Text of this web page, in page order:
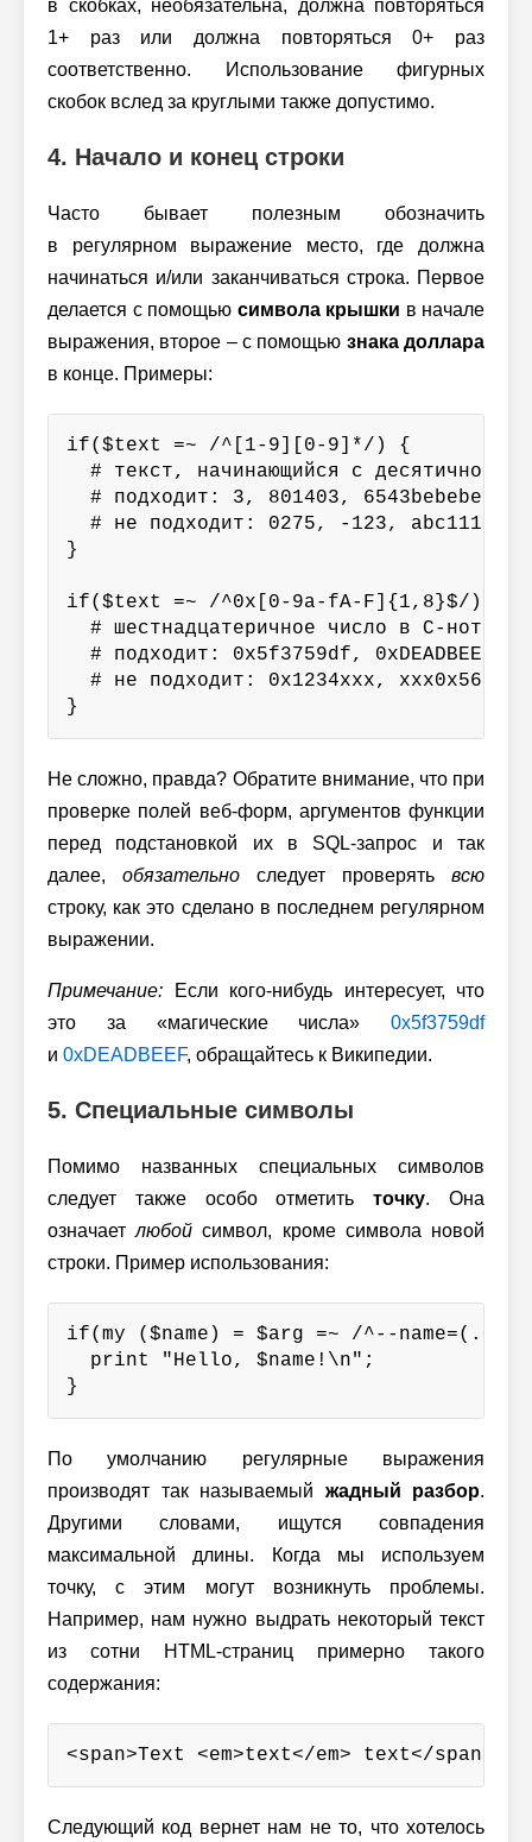
в скобках, необязательна, должна повторяться
1+ раз или должна повторяться 0+ раз
соответственно. Использование фигурных
скобок вслед за круглыми также допустимо.
4. Начало и конец строки
Часто бывает полезным обозначить
в регулярном выражение место, где должна
начинаться и/или заканчиваться строка. Первое
делается с помощью символа крышки в начале
выражения, второе – с помощью знака доллара
в конце. Примеры:
if($text =~ /^[1-9][0-9]*/) {
# текст, начинающийся с десятичной
  # подходит: 3, 801403, 6543bebebe
  # не подходит: 0275, -123, abc11111
}
if($text =~ /^0x[0-9a-fA-F]{1,8}$/) {
  # шестнадцатеричное число в C-нотации
  # подходит: 0x5f3759df, 0xDEADBEEF
# не подходит: 0x1234xxx, xxx0x5678,
}
Не сложно, правда? Обратите внимание, что при
проверке полей веб-форм, аргументов функции
перед подстановкой их в SQL-запрос и так
далее, обязательно следует проверять всю
строку, как это сделано в последнем регулярном
выражении.
Примечание: Если кого-нибудь интересует, что
это за «магические числа» 0x5f3759df
и 0xDEADBEEF, обращайтесь к Википедии.
5. Специальные символы
Помимо названных специальных символов
следует также особо отметитьточку. Она
означаетлюбой символ, кроме символа новой
строки. Пример использования:
if(my ($name) = $arg =~ /^--
  print "Hello, $name!\n";
}
По умолчанию регулярные выражения
производят так называемый жадный разбор.
Другими словами, ищутся совпадения
максимальной длины. Когда мы используем
точку, с этим могут возникнуть проблемы.
Например, нам нужно выдрать некоторый текст
из сотни HTML-страниц примерно такого
содержания:
<span>Text <em>text</em> text</
Следующий код вернет нам не то, что хотелось